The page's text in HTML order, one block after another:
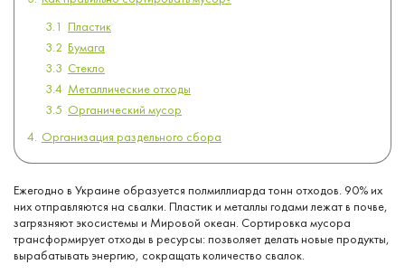
Пластик
Бумага
Стекло
Металлические отходы
Органический мусор
Организация раздельного сбора
Ежегодно в Украине образуется полмиллиарда тонн отходов. 90% их
них отправляются на свалки. Пластик и металлы годами лежат в почве,
загрязняют экосистемы и Мировой океан. Сортировка мусора
трансформирует отходы в ресурсы: позволяет делать новые продукты,
вырабатывать энергию, сокращать количество свалок.